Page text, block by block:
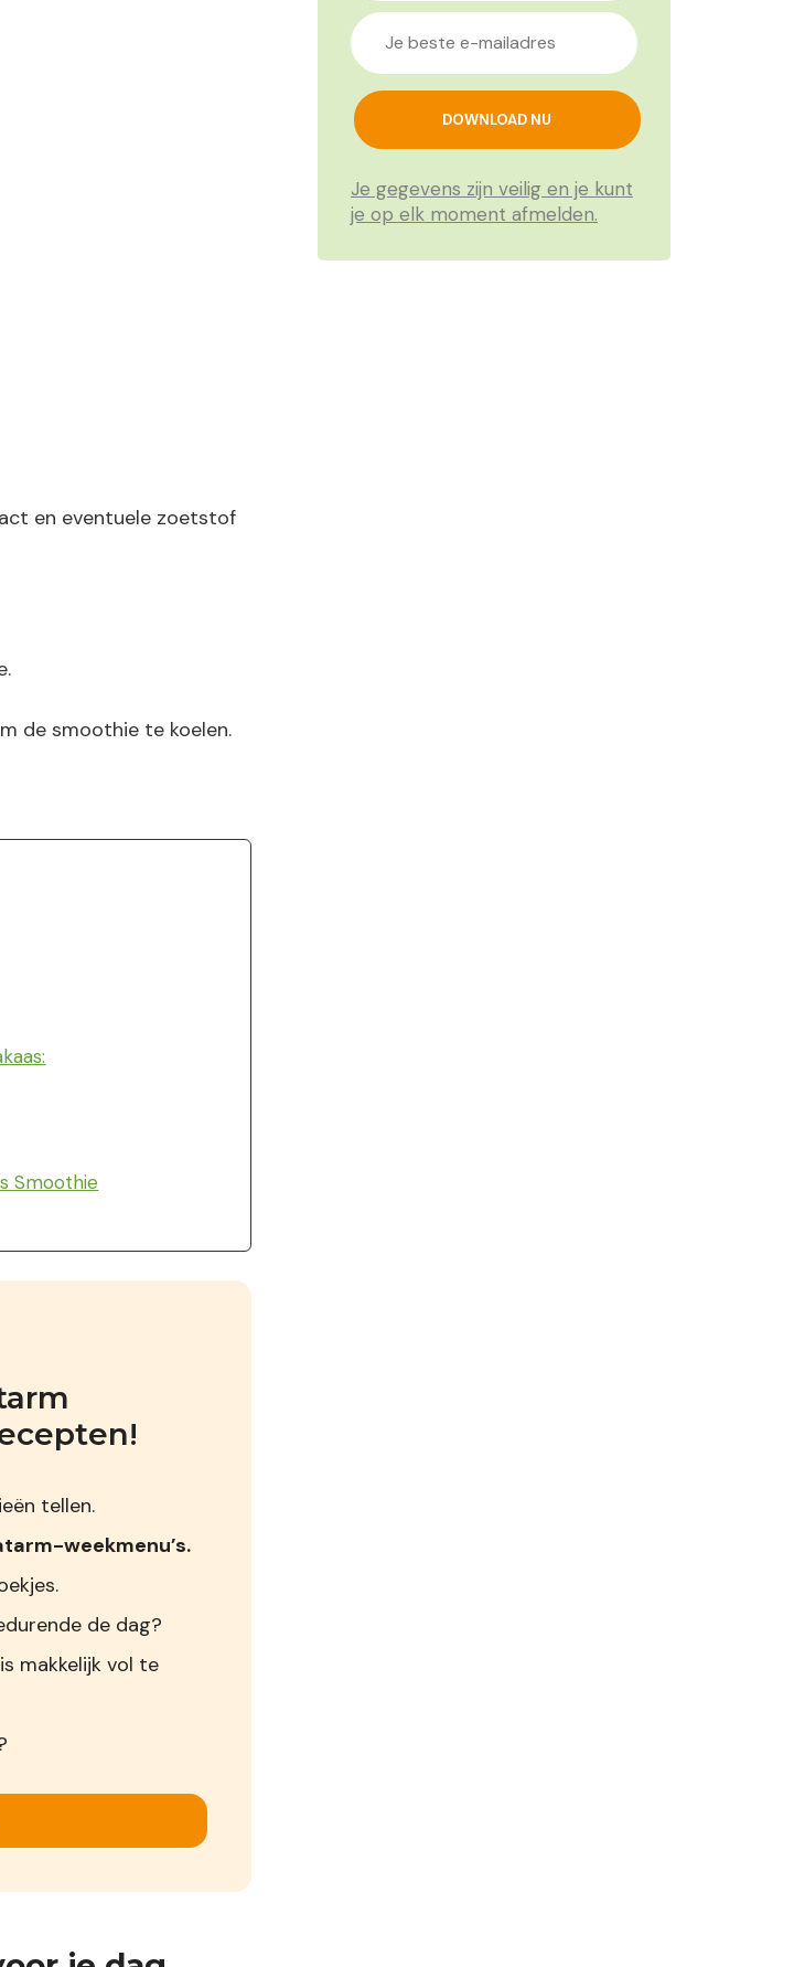
en eventuele zoetstof
de smoothie te koelen.
Smoothie
tellen.
weekmenu’s.
de dag?
makkelijk vol te
Je gegevens zijn veilig en je kunt
je op elk moment afmelden.